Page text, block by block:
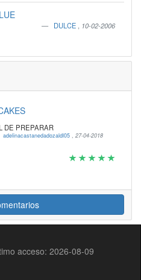
DULCE 10-02-2006
DE PREPARAR
adelinacastanedadozaldl05 , 27-04-2018
acceso: 2026-08-09